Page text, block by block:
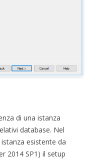
di una istanza
database. Nel
esistente da
2014 SP1) il setup